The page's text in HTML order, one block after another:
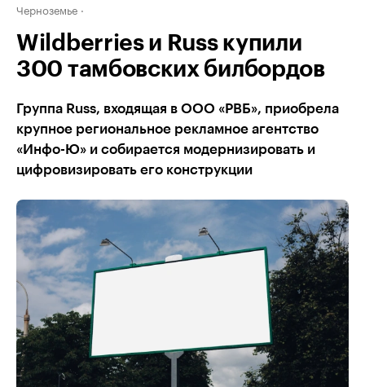
Черноземье
Wildberries и Russ купили
300 тамбовских билбордов
Группа Russ, входящая в ООО «РВБ», приобрела
крупное региональное рекламное агентство
«Инфо-Ю» и собирается модернизировать и
цифровизировать его конструкции